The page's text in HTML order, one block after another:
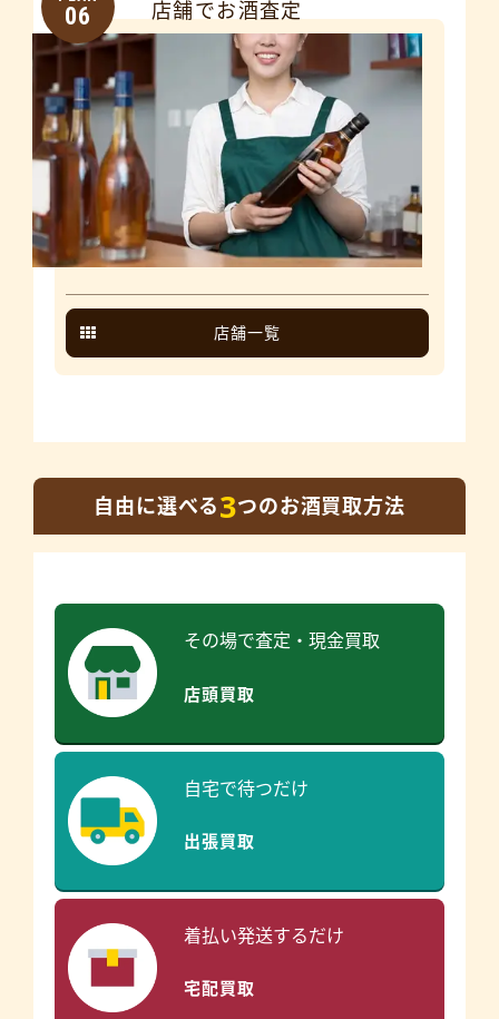
06 店舗でお酒査定
店舗一覧
自由に選べる3つのお酒買取方法
その場で査定・現金買取
店頭買取
自宅で待つだけ
出張買取
着払い発送するだけ
宅配買取